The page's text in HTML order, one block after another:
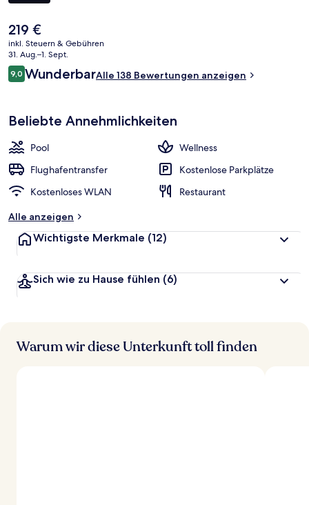
Der
aktuelle
Preis
beträgt
219 €.
219 €
inkl. Steuern & Gebühren
31. Aug.–1. Sept.
Bewertungen
9,09,0 von 10.
WunderbarAlle 138 Bewertungen anzeigen
Beliebte Annehmlichkeiten
Pool
Wellness
Flughafentransfer
Kostenlose Parkplätze
Kostenloses WLAN
Restaurant
Alle anzeigen
Wichtigste Merkmale (12)
Sich wie zu Hause fühlen (6)
Warum wir diese Unterkunft toll finden